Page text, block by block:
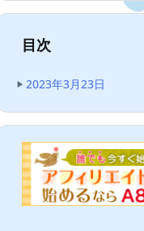
目次
2023年3月23日